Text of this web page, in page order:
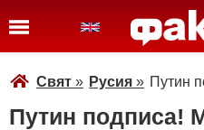
Свят » Русия » Путин
Путин подписа!